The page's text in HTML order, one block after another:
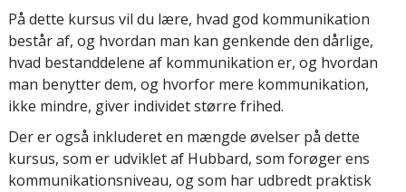
På dette kursus vil du lære, hvad god kommunikation
består af, og hvordan man kan genkende den dårlige,
hvad bestanddelene af kommunikation er, og hvordan
man benytter dem, og hvorfor mere kommunikation,
ikke mindre, giver individet større frihed.
Der er også inkluderet en mængde øvelser på dette
kursus, som er udviklet af Hubbard, som forøger ens
kommunikationsniveau, og som har udbredt praktisk